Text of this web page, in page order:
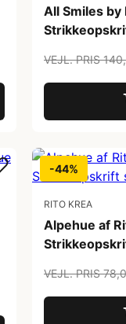
All Smiles by
VEJL. PRIS
-44%
RITO KREA
Alpehue af
VEJL. PRIS